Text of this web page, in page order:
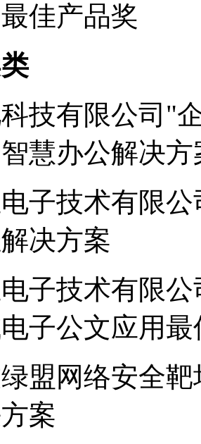
佳产品奖
技有限公司"
慧办公解决方
子技术有限
决方案
子技术有限
子公文应用
盟网络安全
案